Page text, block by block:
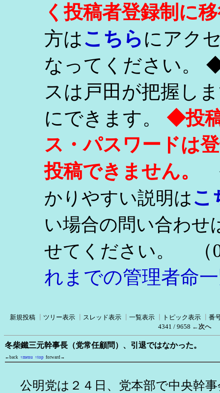
く投稿者登録制に
方はこちらにアク
なってください。
スは戸田が把握し
にできます。 ◆投
ス・パスワードは
投稿できません。
かりやすい説明はこ
い場合の問い合わせ
せてください。
（
れまでの管理者命
新規投稿 ツリー表示 スレッド表示 一覧表示 トピック表示
番
4341 / 9658 ←次へ
冬柴鐵三元幹事長（党常任顧問）、引退ではなかった。
←back ↑menu ↑top forward→
公明党は２４日、党本部で中央幹